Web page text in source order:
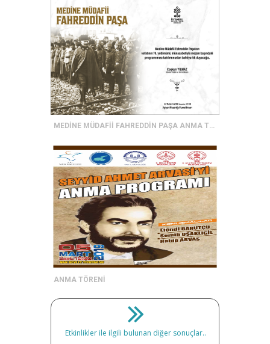
MEDİNE MÜDAFİİ FAHREDDİN PAŞA ANMA TÖRENİ
ANMA TÖRENİ
Etkinlikler ile ilgili bulunan diğer sonuçlar..